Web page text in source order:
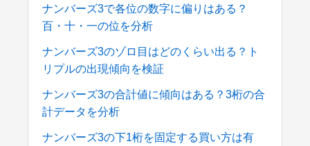
ナンバーズ3で各位の数字に偏りはある？
百・十・一の位を分析
ナンバーズ3のゾロ目はどのくらい出る？ト
リプルの出現傾向を検証
ナンバーズ3の合計値に傾向はある？3桁の合
計データを分析
ナンバーズ3の下1桁を固定する買い方は有